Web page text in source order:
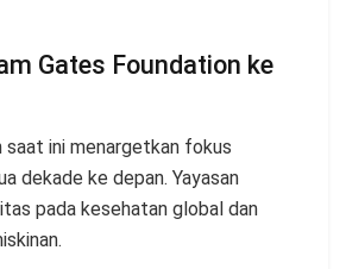
Gates Foundation ke
saat ini menargetkan fokus
dekade ke depan. Yayasan
pada kesehatan global dan